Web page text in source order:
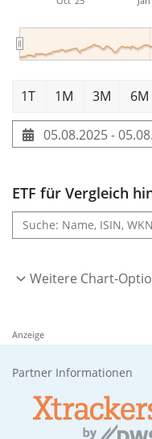
1T 1M 3M 6M
05.08.2025 -
ETF für Vergleich
Weitere Chart-
Anzeige
Partner Informationen